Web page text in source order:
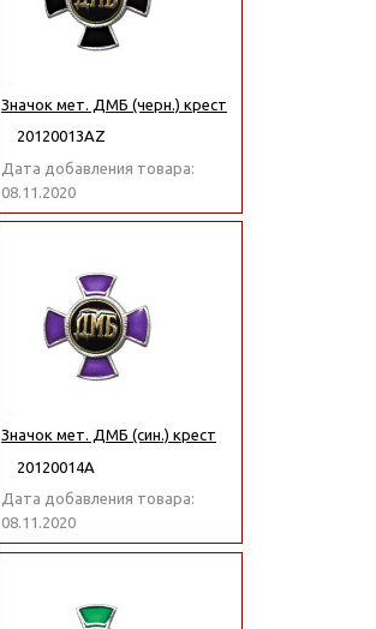
Значок мет. ДМБ (черн.) крест
20120013АZ
Дата добавления товара:
08.11.2020
Значок мет. ДМБ (син.) крест
20120014А
Дата добавления товара:
08.11.2020